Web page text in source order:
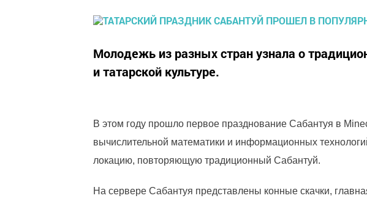
Молодежь из разных стран узнала о
и татарской культуре.
В этом году прошло первое празднование Сабантуя в
вычислительной математики и информационных
локацию, повторяющую традиционный Сабантуй.
На сервере Сабантуя представлены конные скачки,